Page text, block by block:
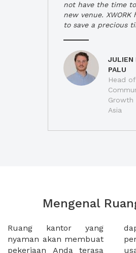
not have the time
new venue. XWORK
to save a precious
JULIEN
PALU
Head of
Growth
Asia
Mengenal
Ruang kantor yang
nyaman akan membuat
pekerjaan Anda terasa
dapat membantu
pengurusan legalitas
usaha baru Anda,